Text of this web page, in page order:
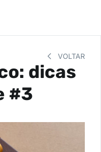
VOLTAR
dicas
#3